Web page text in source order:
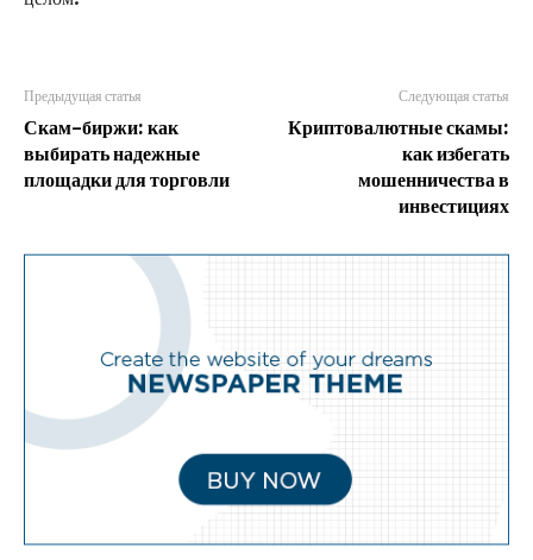
Предыдущая статья
Скам-биржи: как
выбирать надежные
площадки для торговли
Следующая статья
Криптовалютные скамы:
как избегать
мошенничества в
инвестициях